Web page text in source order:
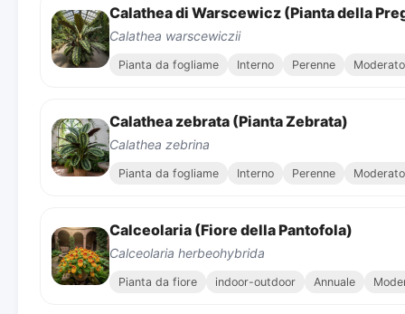
Calathea di Warscewicz (Pianta della
Calathea warscewiczii
Pianta da fogliame Interno Perenne Moderato
Calathea zebrata (Pianta Zebrata)
Calathea zebrina
Pianta da fogliame Interno Perenne Moderato
Calceolaria (Fiore della Pantofola)
Calceolaria herbeohybrida
Pianta da fiore indoor-outdoor Annuale